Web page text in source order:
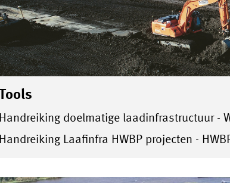
Tools
Handreiking doelmatige laadinfrastructuur -
Handreiking Laafinfra HWBP projecten -